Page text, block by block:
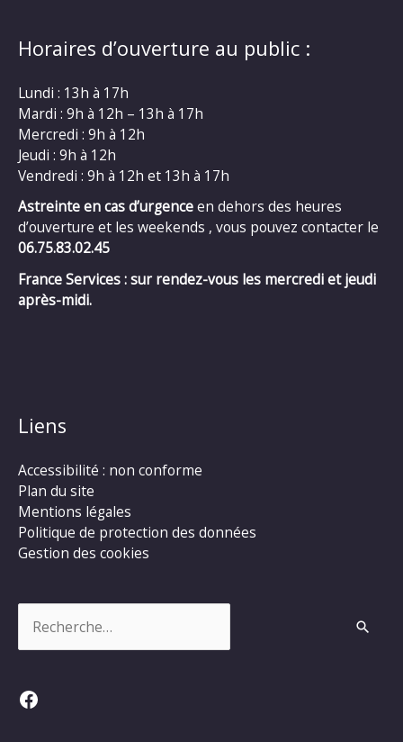
Horaires d’ouverture au public :
Lundi : 13h à 17h
Mardi : 9h à 12h – 13h à 17h
Mercredi : 9h à 12h
Jeudi : 9h à 12h
Vendredi : 9h à 12h et 13h à 17h
Astreinte en cas d’urgenceen dehors des heures
d’ouverture et les weekends , vous pouvez contacter le
06.75.83.02.45
France Services : sur rendez-vous les mercredi et jeudi
après-midi.
Liens
Accessibilité : non conforme
Plan du site
Mentions légales
Politique de protection des données
Gestion des cookies
Facebook